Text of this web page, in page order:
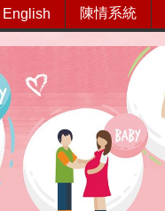
English 陳情系統